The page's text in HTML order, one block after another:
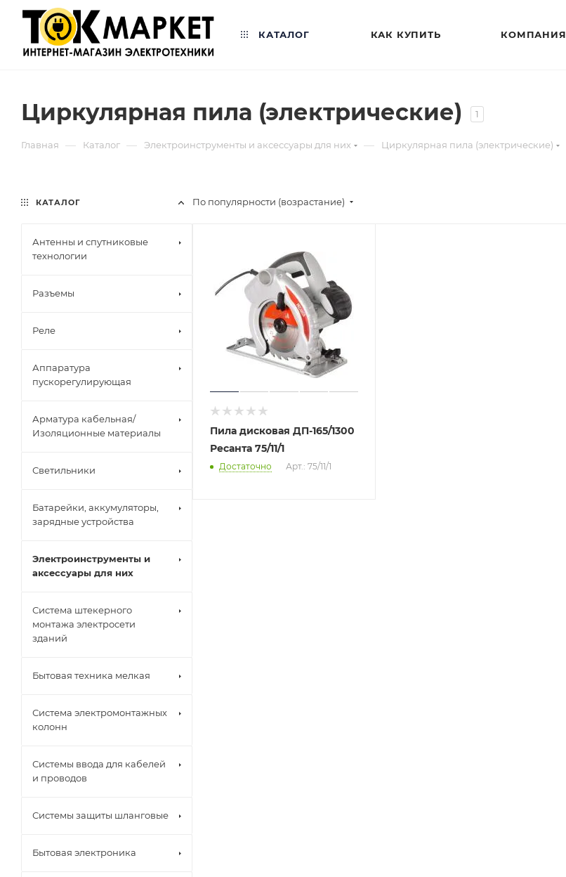
КАТАЛОГ КАК КУПИТЬ КОМПАНИЯ
Циркулярная пила (электрические) 1
Главная — Каталог — Электроинструменты и аксессуары для них — Циркулярная пила (электрические)
По популярности (возрастание)
Пила дисковая ДП-165/1300
Ресанта 75/11/1
Достаточно Арт.: 75/11/1
КАТАЛОГ
Антенны и спутниковые
технологии
Разъемы
Реле
Аппаратура
пускорегулирующая
Арматура кабельная/
Изоляционные материалы
Светильники
Батарейки, аккумуляторы,
зарядные устройства
Электроинструменты и
аксессуары для них
Система штекерного
монтажа электросети
зданий
Бытовая техника мелкая
Система электромонтажных
колонн
Системы ввода для кабелей
и проводов
Системы защиты шланговые
Бытовая электроника